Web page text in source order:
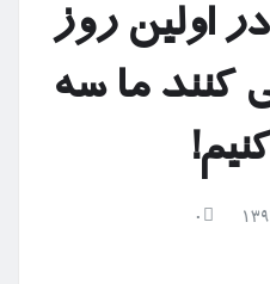
اولین روز
کنند ما سه
0